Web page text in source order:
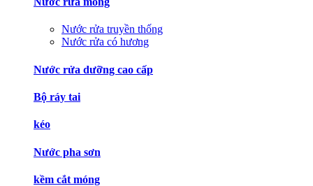
Nước rửa truyền thống
Nước rửa có hương
Nước rửa dưỡng cao cấp
Bộ ráy tai
kéo
Nước pha sơn
kềm cắt móng